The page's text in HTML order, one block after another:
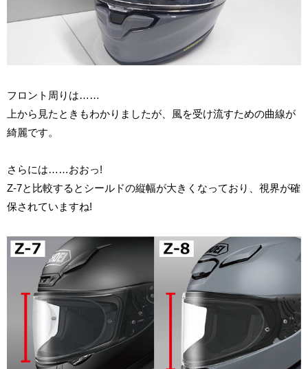
フロント周りは……
上から見たときもわかりましたが、風を受け流すための曲線が
綺麗です。
さらには……おおっ!
Z-7と比較するとシールドの縦幅が大きくなっており、視界が確
保されていますね!